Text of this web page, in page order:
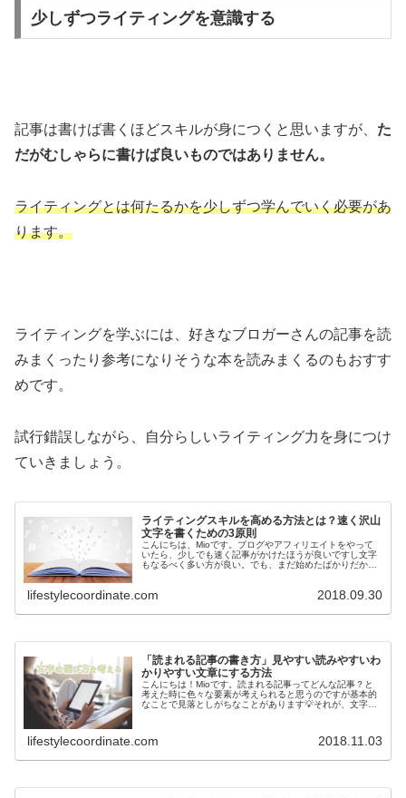
少しずつライティングを意識する
記事は書けば書くほどスキルが身につくと思いますが、 た
だがむしゃらに書けば良いものではありません。
ライティングとは何たるかを少しずつ学んでいく必要があ
ります。
ライティングを学ぶには、好きなブロガーさんの記事を読
みまくったり参考になりそうな本を読みまくるのもおすす
めです。
試行錯誤しながら、自分らしいライティング力を身につけ
ていきましょう。
ライティングスキルを高める方法とは？速く沢山
文字を書くための3原則
こんにちは、Mioです。ブログやアフィリエイトをやって
いたら、少しでも速く記事がかけたほうが良いですし文字
もなるべく多い方が良い。でも、まだ始めたばかりだから
lifestylecoordinate.com 2018.09.30
「読まれる記事の書き方」見やすい読みやすいわ
かりやすい文章にする方法
こんにちは！Mioです。読まれる記事ってどんな記事？と
考えた時に色々な要素が考えられると思うのですが基本的
なことで見落としがちなことがあります💡それが、文字の
lifestylecoordinate.com 2018.11.03